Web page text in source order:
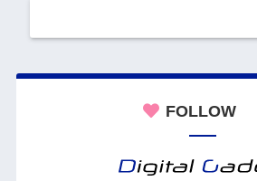
FOLLOW